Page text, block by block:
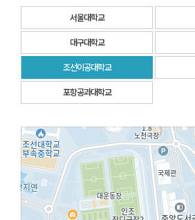
참여대학/조직도
오시는 길
학위학사 안내
학위제도
개설교과목
학사일정
성과확산센터
서울대학교
대구대학교
조선이공대학교
포항공과대학교